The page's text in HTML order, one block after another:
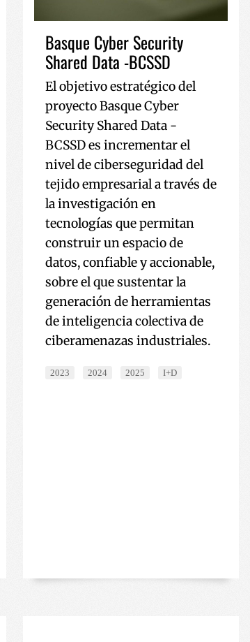
Basque Cyber Security
Shared Data -BCSSD
El objetivo estratégico del
proyecto Basque Cyber
Security Shared Data -
BCSSD es incrementar el
nivel de ciberseguridad del
tejido empresarial a través de
la investigación en
tecnologías que permitan
construir un espacio de
datos, confiable y accionable,
sobre el que sustentar la
generación de herramientas
de inteligencia colectiva de
ciberamenazas industriales.
2023 2024 2025 I+D